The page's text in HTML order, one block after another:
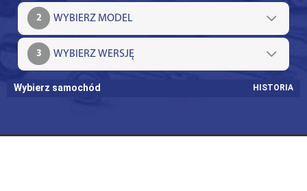
2
3
Wybierz samochód HISTORIA